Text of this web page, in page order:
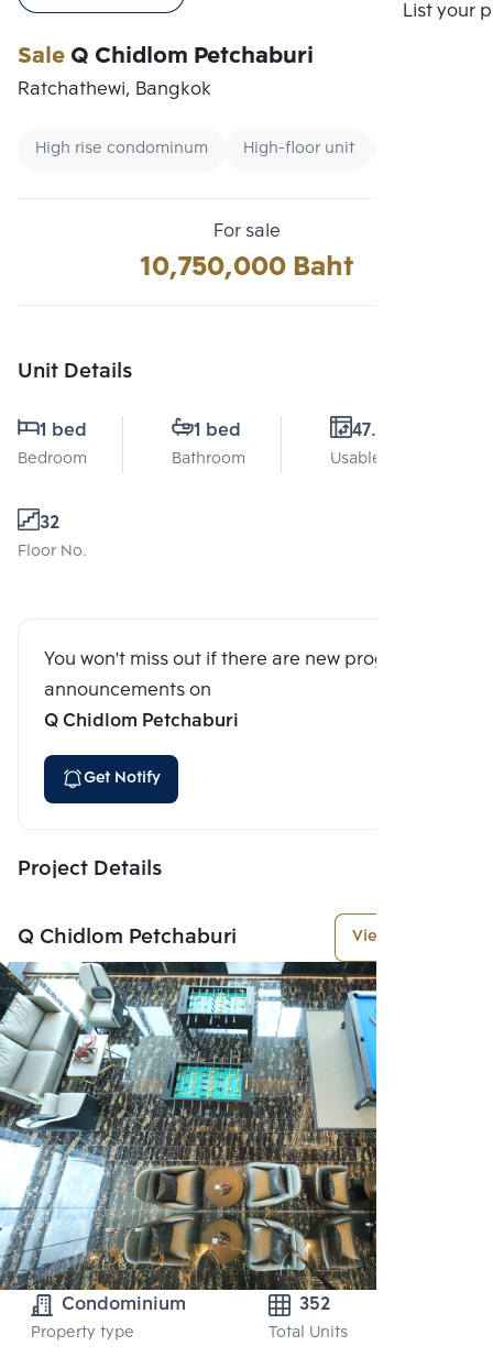
List your
SaleQ Chidlom Petchaburi
Ratchathewi, Bangkok
High rise condominum High-floor unit
For sale
10,750,000 Baht
Unit Details
1 bed
Bedroom
1 bed
Bathroom
47.1 Sq.m.
Usable area
32
Floor No.
You won't miss out if there are new program
announcements on
Q Chidlom Petchaburi
Get Notify
Project Details
Q Chidlom Petchaburi View More
Condominium
Property type
352
Total Units